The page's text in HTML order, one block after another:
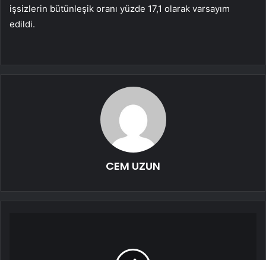
işsizlerin bütünleşik oranı yüzde 17,1 olarak varsayım
edildi.
CEM UZUN